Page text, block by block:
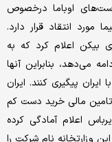
اوباما درخصوص
مورد انتقاد قرار دارد.
بیکن اعلام کرد که به
می‌دهد، بنابراین آنها
ایران پیگیری کنند. ایران
تامین مالی خرید دست کم
اعلام آمادگی کرده
وزارتخانه نام شرکت را